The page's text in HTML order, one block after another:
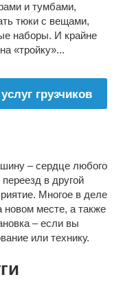
и тумбами,
тюки с вещами,
наборы. И крайне
«тройку»...
грузчиков
– сердце любого
в другой
Многое в деле
новом месте, а также
– если вы
или технику.